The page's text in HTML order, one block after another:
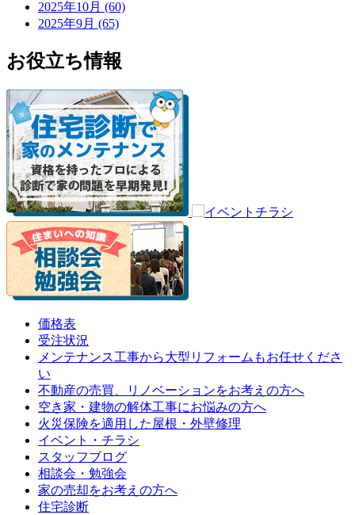
2025年10月 (60)
2025年9月 (65)
お役立ち情報
価格表
受注状況
メンテナンス工事から大型リフォームもお任せくださ
い
不動産の売買、リノベーションをお考えの方へ
空き家・建物の解体工事にお悩みの方へ
火災保険を適用した屋根・外壁修理
イベント・チラシ
スタッフブログ
相談会・勉強会
家の売却をお考えの方へ
住宅診断